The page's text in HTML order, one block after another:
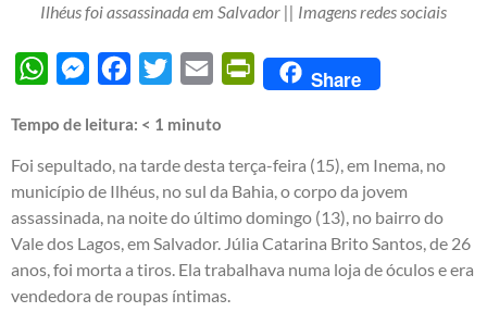
Ilhéus foi assassinada em Salvador || Imagens redes sociais
WhatsAppMessengerFacebook
Twitter Email PrintFriendly
Share
Tempo de leitura: < 1 minuto
Foi sepultado, na tarde desta terça-feira (15), em Inema, no
município de Ilhéus, no sul da Bahia, o corpo da jovem
assassinada, na noite do último domingo (13), no bairro do
Vale dos Lagos, em Salvador. Júlia Catarina Brito Santos, de 26
anos, foi morta a tiros. Ela trabalhava numa loja de óculos e era
vendedora de roupas íntimas.